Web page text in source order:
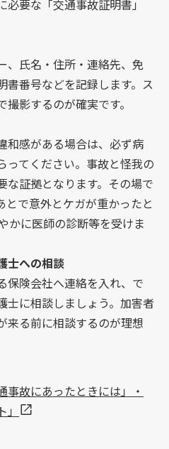
要な「交通事故証明書」
、氏名・住所・連絡先、免
書番号などを記録します。ス
影するのが確実です。
和感がある場合は、必ず病
ってください。事故と怪我の
な証拠となります。その場で
とで意外とケガが重かったと
かに医師の診断等を受けま
士への相談
保険会社へ連絡を入れ、で
士に相談しましょう。加害者
来る前に相談するのが理想
事故にあったときには」・